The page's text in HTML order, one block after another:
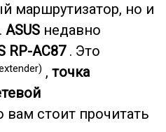
маршрутизатор, но и
ASUSнедавно
RP-AC87. Это
, точка
стоит прочитать